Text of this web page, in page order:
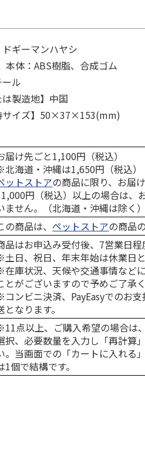
発 ニオイ
専用 猫ト
チュラルグ
円
・税込)
デオトイレ 飛び散
らない消臭・抗菌サ
ンド 4L
1,320円
(送料別・税込)
無
ム
ぐ
…
(送
ドギーマンハヤシ
本体：ABS樹脂、合成ゴム
ル
は製造地】中国
サイズ】50×37×153(mm)
届け先ごと1,100円（税込）
海道・沖縄は1,650円（税込）
ットストアの商品に限り、お届
円（税込）以上の場合は、
ません。（北海道・沖縄は除く）
の商品は、ペットストアの商品
品はお申込み受付後、7営業日程
日、祝日、年末年始は休業日と
庫状況、天候や交通事情など
とがございますので予めご了承く
ンビニ決済、PayEasyでのお
となります。
点以上、ご購入希望の場合は
択、必要数量を入力し「再計算
。当画面での「カートに入れる
1個で結構です。